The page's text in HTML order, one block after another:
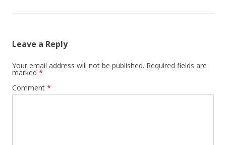
Leave a Reply
Your email address will not be published. Required fields are
marked *
Comment *